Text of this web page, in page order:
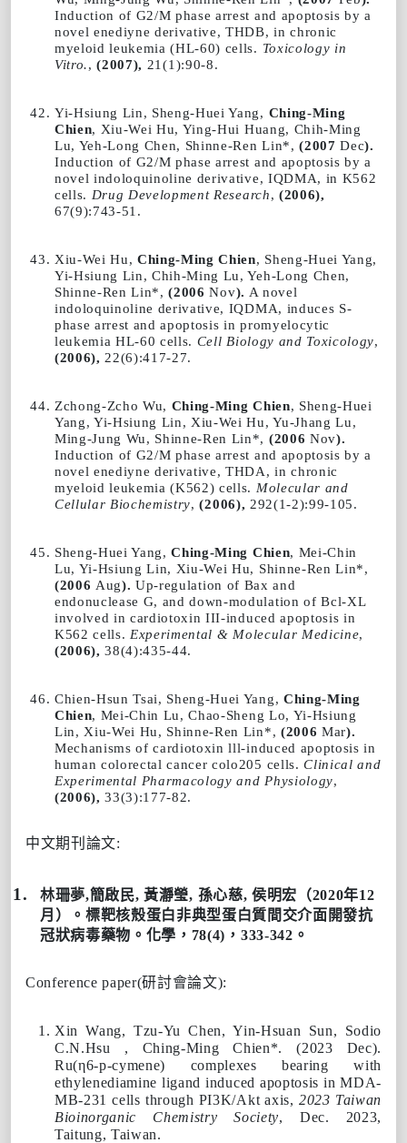
Induction of G2/M phase arrest and apoptosis by a
novel enediyne derivative, THDB, in chronic
myeloid leukemia (HL-60) cells. Toxicology in
Vitro.,(2007), 21(1):90-8.
Yi-Hsiung Lin, Sheng-Huei Yang, Ching-Ming
Chien, Xiu-Wei Hu, Ying-Hui Huang, Chih-Ming
Lu, Yeh-Long Chen, Shinne-Ren Lin*,(2007Dec).
Induction of G2/M phase arrest and apoptosis by a
novel indoloquinoline derivative, IQDMA, in K562
cells. Drug Development Research, (2006),
67(9):743-51.
Xiu-Wei Hu,Ching-Ming Chien, Sheng-Huei Yang,
Yi-Hsiung Lin, Chih-Ming Lu, Yeh-Long Chen,
Shinne-Ren Lin*,(2006Nov). A novel
indoloquinoline derivative, IQDMA, induces S-
phase arrest and apoptosis in promyelocytic
leukemia HL-60 cells. Cell Biology and Toxicology,
(2006), 22(6):417-27.
Zchong-Zcho Wu, Ching-Ming Chien, Sheng-Huei
Yang, Yi-Hsiung Lin, Xiu-Wei Hu, Yu-Jhang Lu,
Ming-Jung Wu, Shinne-Ren Lin*, (2006 Nov).
Induction of G2/M phase arrest and apoptosis by a
novel enediyne derivative, THDA, in chronic
myeloid leukemia (K562) cells. Molecular and
Cellular Biochemistry,(2006), 292(1-2):99-105.
Sheng-Huei Yang,Ching-Ming Chien, Mei-Chin
Lu, Yi-Hsiung Lin, Xiu-Wei Hu, Shinne-Ren Lin*,
(2006 Aug). Up-regulation of Bax and
endonuclease G, and down-modulation of Bcl-XL
involved in cardiotoxin III-induced apoptosis in
K562 cells. Experimental & Molecular Medicine,
(2006),38(4):435-44.
Chien-Hsun Tsai, Sheng-Huei Yang, Ching-Ming
Chien, Mei-Chin Lu, Chao-Sheng Lo, Yi-Hsiung
Lin, Xiu-Wei Hu, Shinne-Ren Lin*, (2006 Mar).
Mechanisms of cardiotoxin lll-induced apoptosis in
human colorectal cancer colo205 cells.Clinical and
Experimental Pharmacology and Physiology,
(2006),33(3):177-82.
中文期刊論文:
林珊夢,簡啟民,黃瀞瑩, 孫心慈, 侯明宏（2020年12
月）。標靶核殼蛋白非典型蛋白質間交介面開發抗
冠狀病毒藥物。 化學 ， 78(4) ， 333-342 。
Conference paper(研討會論文):
Xin Wang, Tzu-Yu Chen, Yin-Hsuan Sun, Sodio
C.N.Hsu , Ching-Ming Chien*. (2023 Dec).
Ru(η6-p-cymene) complexes bearing with
ethylenediamine ligand induced apoptosis in MDA-
MB-231 cells through PI3K/Akt axis, 2023 Taiwan
Bioinorganic Chemistry Society, Dec. 2023,
Taitung, Taiwan.